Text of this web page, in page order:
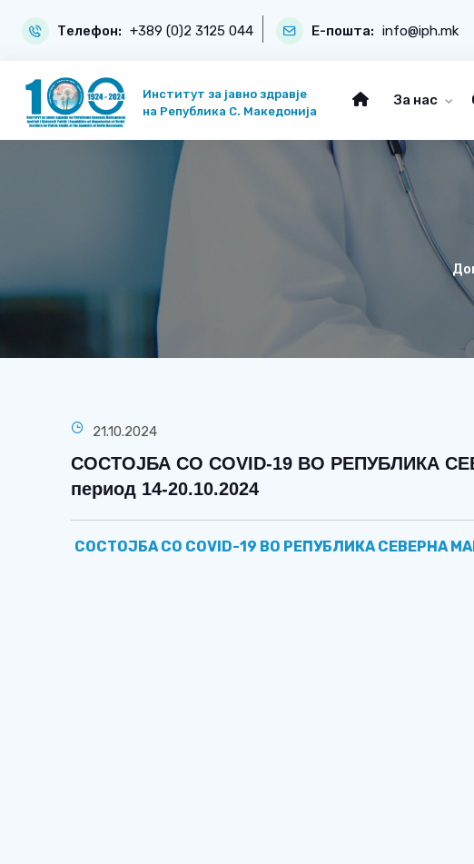
Телефон: +389 (0)2 3125 044 Е-пошта: info@iph.mk
Институт за јавно здравје
на Република С. Македонија
За нас
21.10.2024
СОСТОЈБА СО COVID-19 ВО РЕПУБЛИКА
период 14-20.10.2024
СОСТОЈБА СО COVID-19 ВО РЕПУБЛИКА СЕВЕРНА